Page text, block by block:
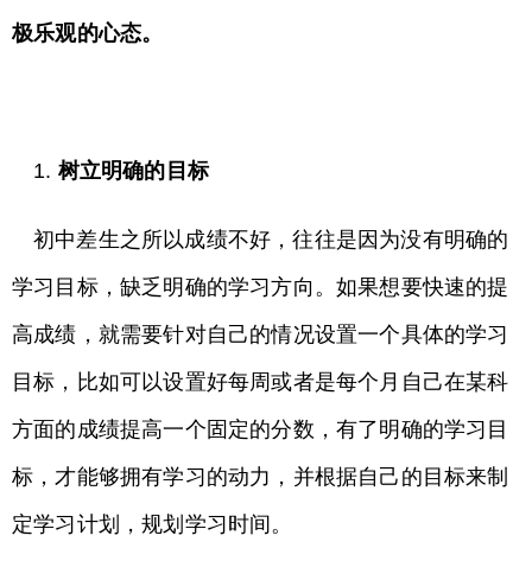
极乐观的心态。
1. 树立明确的目标
初中差生之所以成绩不好，往往是因为没有明确的
学习目标，缺乏明确的学习方向。如果想要快速的提
高成绩，就需要针对自己的情况设置一个具体的学习
目标，比如可以设置好每周或者是每个月自己在某科
方面的成绩提高一个固定的分数，有了明确的学习目
标，才能够拥有学习的动力，并根据自己的目标来制
定学习计划，规划学习时间。